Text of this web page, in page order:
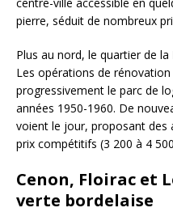
pierre, séduit de nombreux
Plus au nord, le quartier de la
Les opérations de
progressivement le parc de
années 1950-1960. De
voient le jour, proposant des
prix compétitifs (3 200 à 4
Cenon, Floirac et
verte bordelaise